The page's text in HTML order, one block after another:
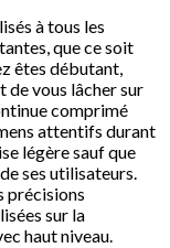
à tous les
que ce soit
êtes débutant,
de vous lâcher sur
comprimé
attentifs durant
légère sauf que
ses utilisateurs.
précisions
sur la
haut niveau.